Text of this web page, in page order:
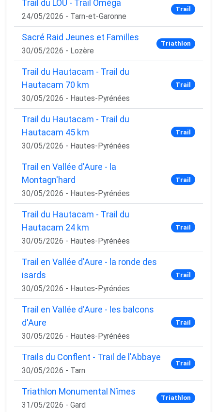
Trail du LOU - Trail Oméga
24/05/2026 - Tarn-et-Garonne
Trail
Sacré Raid Jeunes et Familles
30/05/2026 - Lozère
Triathlon
Trail du Hautacam - Trail du
Hautacam 70 km
30/05/2026 - Hautes-Pyrénées
Trail
Trail du Hautacam - Trail du
Hautacam 45 km
30/05/2026 - Hautes-Pyrénées
Trail
Trail en Vallée d'Aure - la
Montagn'hard
30/05/2026 - Hautes-Pyrénées
Trail
Trail du Hautacam - Trail du
Hautacam 24 km
30/05/2026 - Hautes-Pyrénées
Trail
Trail en Vallée d'Aure - la ronde des
isards
30/05/2026 - Hautes-Pyrénées
Trail
Trail en Vallée d'Aure - les balcons
d'Aure
30/05/2026 - Hautes-Pyrénées
Trail
Trails du Conflent - Trail de l'Abbaye
30/05/2026 - Tarn
Trail
Triathlon Monumental Nîmes
31/05/2026 - Gard
Triathlon